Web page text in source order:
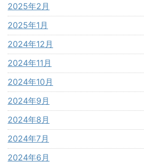
2025年2月
2025年1月
2024年12月
2024年11月
2024年10月
2024年9月
2024年8月
2024年7月
2024年6月